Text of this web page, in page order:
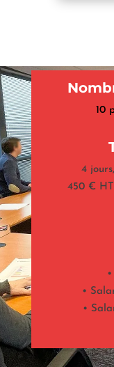
10
4
450 €
•
•